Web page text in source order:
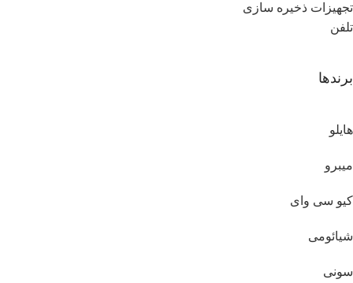
تجهیزات ذخیره سازی
تلفن
برندها
هایلو
میبرو
کیو سی وای
شیائومی
سونی